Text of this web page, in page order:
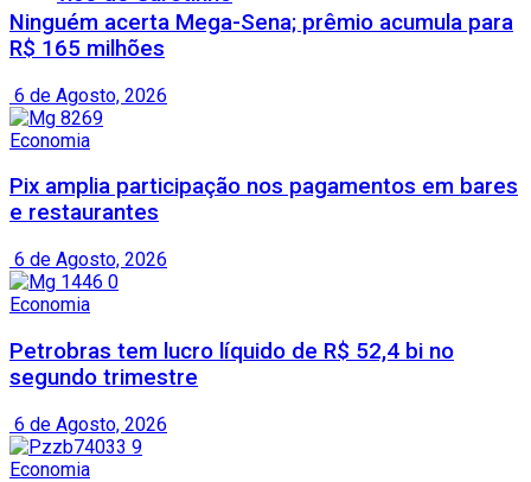
Ninguém acerta Mega-Sena; prêmio acumula para
R$ 165 milhões
6 de Agosto, 2026
Economia
Pix amplia participação nos pagamentos em bares
e restaurantes
6 de Agosto, 2026
Economia
Petrobras tem lucro líquido de R$ 52,4 bi no
segundo trimestre
6 de Agosto, 2026
Economia